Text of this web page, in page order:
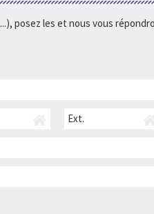
posez les et nous vous